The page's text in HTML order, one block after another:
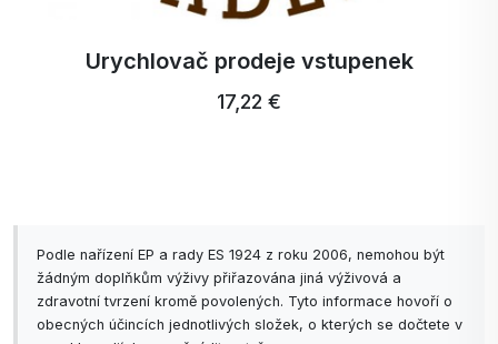
Urychlovač prodeje vstupenek
17,22 €
Podle nařízení EP a rady ES 1924 z roku 2006, nemohou být
žádným doplňkům výživy přiřazována jiná výživová a
zdravotní tvrzení kromě povolených. Tyto informace hovoří o
obecných účincích jednotlivých složek, o kterých se dočtete v